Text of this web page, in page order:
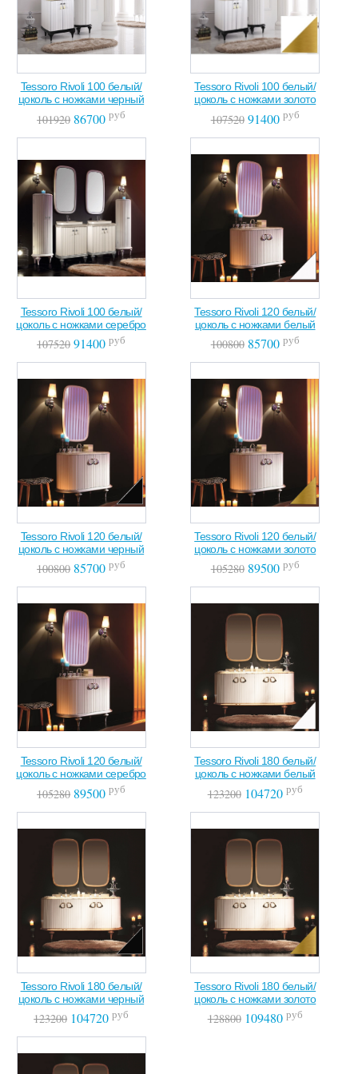
Tessoro Rivoli 100 белый/
цоколь с ножками черный
101920 86700 руб
Tessoro Rivoli 100 белый/
цоколь с ножками золото
10752091400 руб
Tessoro Rivoli 100 белый/
цоколь с ножками серебро
107520 91400 руб
Tessoro Rivoli 120 белый/
цоколь с ножками белый
10080085700 руб
Tessoro Rivoli 120 белый/
цоколь с ножками черный
100800 85700 руб
Tessoro Rivoli 120 белый/
цоколь с ножками золото
10528089500 руб
Tessoro Rivoli 120 белый/
цоколь с ножками серебро
105280 89500 руб
Tessoro Rivoli 180 белый/
цоколь с ножками белый
123200104720 руб
Tessoro Rivoli 180 белый/
цоколь с ножками черный
123200 104720 руб
Tessoro Rivoli 180 белый/
цоколь с ножками золото
128800109480 руб